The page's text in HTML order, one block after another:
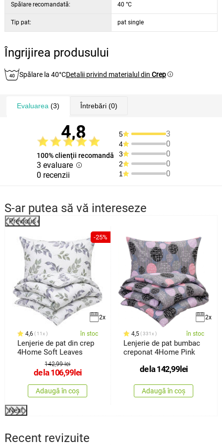
Spălare recomandată: 40 °C
Tip pat: pat single
Îngrijirea produsului
Spălare la 40°CDetalii privind materialul din Crep
Evaluarea (3) Întrebări(0)
4,8
100% clienţii recomandă
3 evaluare
0 recenzii
5 3
4 0
3 0
2 0
1 0
S-ar putea să vă intereseze
Previous
-25%
2x
4,6 11x în stoc
Lenjerie de pat din crep
4Home Soft Leaves
142,99 lei
de la106,99 lei
Adaugă în coș
2x
4,5 331x în stoc
Lenjerie de pat bumbac
creponat 4Home Pink
de la142,99 lei
Adaugă în coș
Next
Recent revizuite